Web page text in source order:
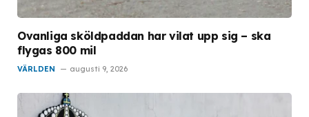
Ovanliga sköldpaddan har vilat upp sig – ska
flygas 800 mil
VÄRLDEN augusti 9, 2026